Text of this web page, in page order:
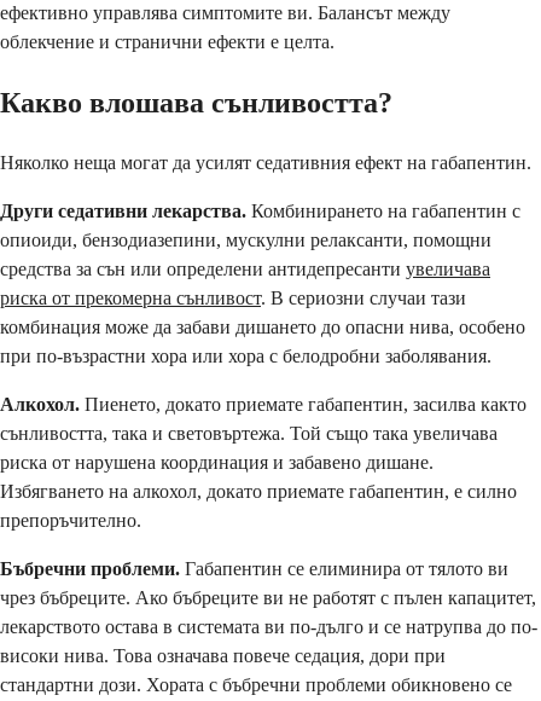
ефективно управлява симптомите ви. Балансът между
облекчение и странични ефекти е целта.
Какво влошава сънливостта?
Няколко неща могат да усилят седативния ефект на габапентин.
Други седативни лекарства. Комбинирането на габапентин с
опиоиди, бензодиазепини, мускулни релаксанти, помощни
средства за сън или определени антидепресанти увеличава
риска от прекомерна сънливост. В сериозни случаи тази
комбинация може да забави дишането до опасни нива, особено
при по-възрастни хора или хора с белодробни заболявания.
Алкохол. Пиенето, докато приемате габапентин, засилва както
сънливостта, така и световъртежа. Той също така увеличава
риска от нарушена координация и забавено дишане.
Избягването на алкохол, докато приемате габапентин, е силно
препоръчително.
Бъбречни проблеми. Габапентин се елиминира от тялото ви
чрез бъбреците. Ако бъбреците ви не работят с пълен капацитет,
лекарството остава в системата ви по-дълго и се натрупва до по-
високи нива. Това означава повече седация, дори при
стандартни дози. Хората с бъбречни проблеми обикновено се